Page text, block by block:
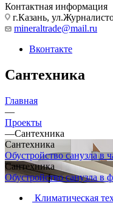
Контактная информация
г.Казань,
mineraltrade@mail.ru
Вконтакте
Сантехника
Главная
—
Проекты
—Сантехника
Сантехника
Обустройство санузла в
Сантехника
Обустройство санузла в
Климатическая